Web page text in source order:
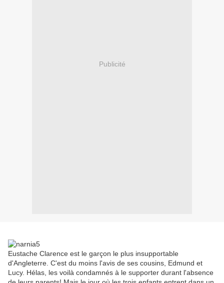
Publicité
Eustache Clarence est le garçon le plus insupportable
d'Angleterre. C'est du moins l'avis de ses cousins, Edmund et
Lucy. Hélas, les voilà condamnés à le supporter durant l'absence